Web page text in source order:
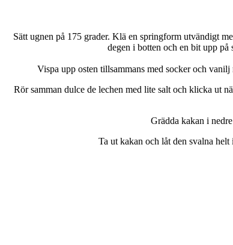
Sätt ugnen på 175 grader. Klä en springform utvändigt
degen i botten och en bit upp
Vispa upp osten tillsammans med socker och
Rör samman dulce de lechen med lite salt och klicka ut
Grädda kakan i
Ta ut kakan och låt den svalna